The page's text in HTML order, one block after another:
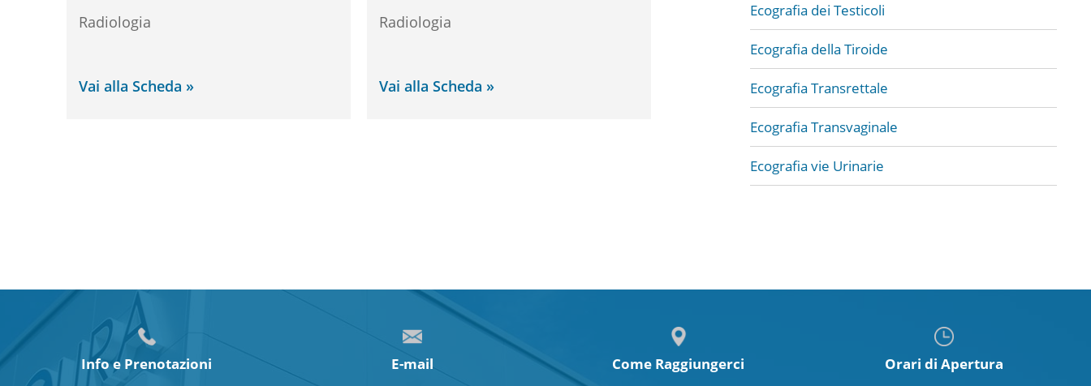
Radiologia
Vai alla Scheda »
Radiologia
Vai alla Scheda »
Ecografia dei Testicoli
Ecografia della Tiroide
Ecografia Transrettale
Ecografia Transvaginale
Ecografia vie Urinarie
Info e Prenotazioni
E-mail
Come Raggiungerci
Orari di Apertura